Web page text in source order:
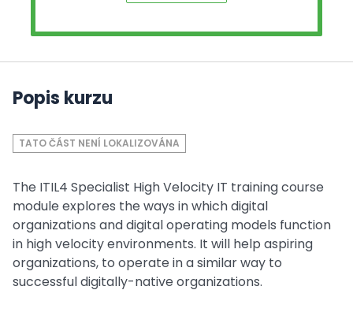
Popis kurzu
TATO ČÁST NENÍ LOKALIZOVÁNA
The ITIL4 Specialist High Velocity IT training course
module explores the ways in which digital
organizations and digital operating models function
in high velocity environments. It will help aspiring
organizations, to operate in a similar way to
successful digitally-native organizations.